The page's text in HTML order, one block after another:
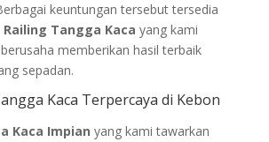
keuntungan tersebut tersedia
Railing Tangga Kaca yang kami
memberikan hasil terbaik
sepadan.
Kaca Terpercaya di Kebon
Kaca Impian yang kami tawarkan